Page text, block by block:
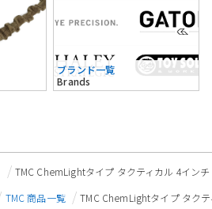
ブランド一覧
Brands
TMC ChemLightタイプ タクティカル 4イン
TMC 商品一覧
TMC ChemLightタイプ タク